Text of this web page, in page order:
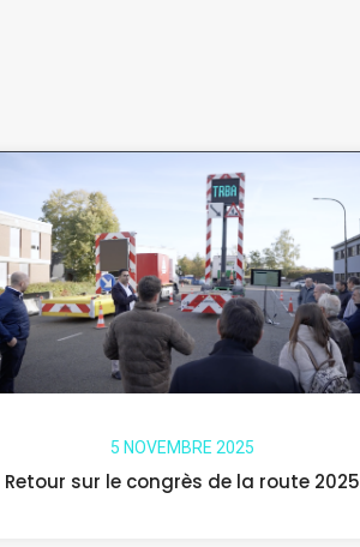
5 NOVEMBRE 2025
Retour sur le congrès de la route 2025